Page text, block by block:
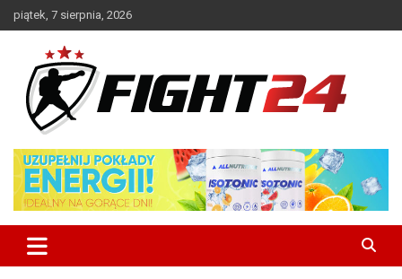
Skip
to
piątek, 7 sierpnia, 2026
FIGHT24.PL – MMA i K-1, UFC